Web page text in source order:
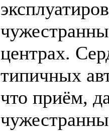
центрах.
типичных
что приём,